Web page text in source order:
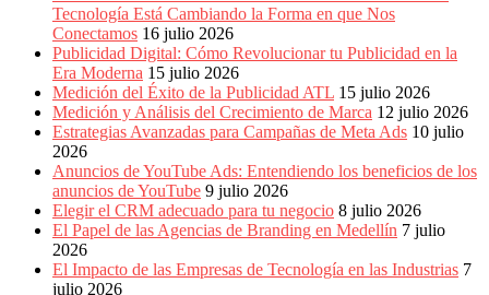
Eventos
Marketing,
Mercadotecnia,
Eventos
Publicitarios,
Colecciónes,
Marcas,
Insigns,
Radio,
Creatividad,
Tecnología Está Cambiando la Forma en que Nos
Conectamos 16 julio 2026
Publicidad Digital: Cómo Revolucionar tu Publicidad en la
Era Moderna 15 julio 2026
Medición del Éxito de la Publicidad ATL 15 julio 2026
Medición y Análisis del Crecimiento de Marca 12 julio 2026
Estrategias Avanzadas para Campañas de Meta Ads 10 julio
2026
Anuncios de YouTube Ads: Entendiendo los beneficios de los
anuncios de YouTube 9 julio 2026
Elegir el CRM adecuado para tu negocio 8 julio 2026
El Papel de las Agencias de Branding en Medellín 7 julio
2026
El Impacto de las Empresas de Tecnología en las Industrias 7
julio 2026